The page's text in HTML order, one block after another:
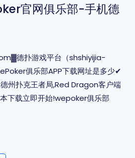
官网俱乐部-手机德
德扑游戏平台（shshiyijia-
俱乐部APP下载网址是多少✔
州扑克王者局,Red Dragon客户端
下载立即开始!wepoker俱乐部